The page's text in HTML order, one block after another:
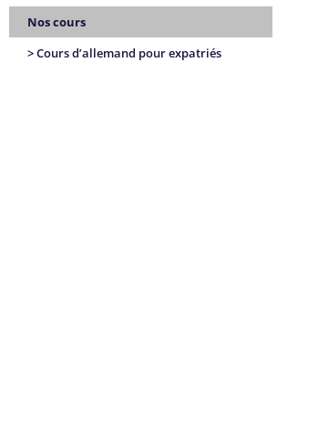
Nos cours
> Cours d’allemand pour expatriés